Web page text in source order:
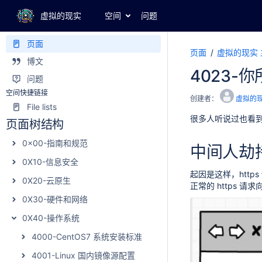
虚拟的现实 空间 问题
页面
博文
问题
空间快捷链接
File lists
页面树结构
0x00-指南和规范
0X10-信息安全
0X20-云原生
0X30-硬件和网络
0X40-操作系统
4000-CentOS7 系统安装标准
4001-Linux 国内镜像源配置
页面 虚拟的现实
4023-你
创建者： 虚拟的
很多人听说过也看
中间人劫
起因是这样，https
正常的 https 请求